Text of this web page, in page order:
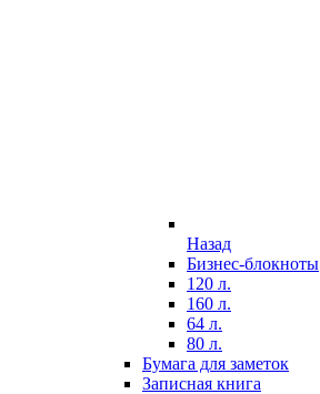
Назад
Бизнес-блокноты
120 л.
160 л.
64 л.
80 л.
Бумага для заметок
Записная книга